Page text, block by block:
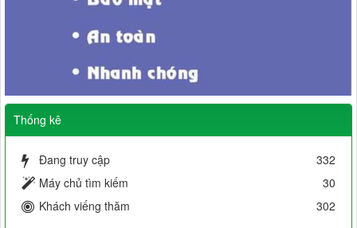
Thống kê
Đang truy cập
332
Máy chủ tìm kiếm
30
Khách viếng thăm
302